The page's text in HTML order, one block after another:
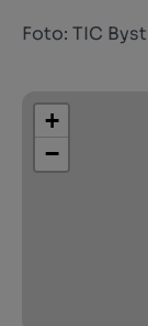
Foto: TIC
+
−